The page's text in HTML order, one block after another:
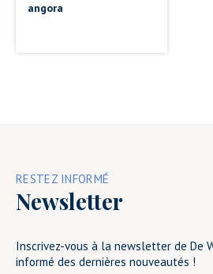
angora
RESTEZ INFORMÉ
Newsletter
Inscrivez-vous à la newsletter de De
informé des dernières nouveautés !